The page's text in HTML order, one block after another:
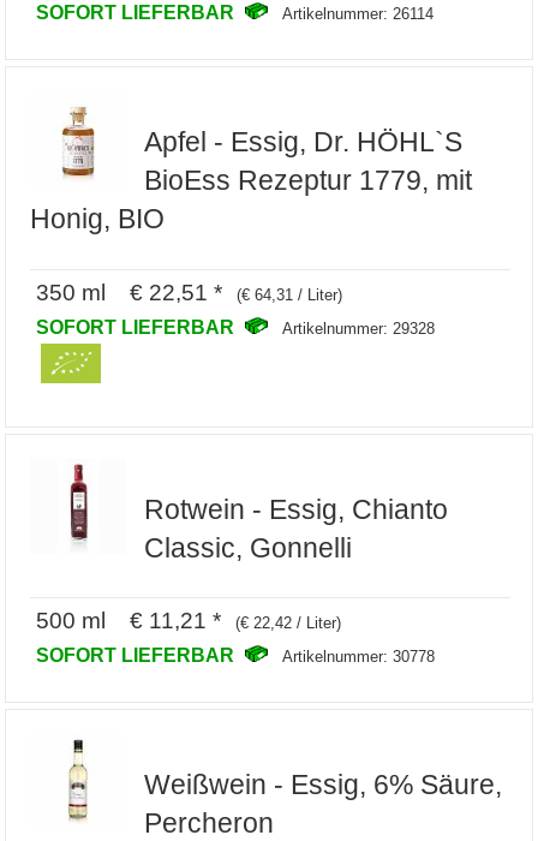
SOFORT LIEFERBAR Artikelnummer: 26114
Apfel - Essig, Dr. HÖHL`S
BioEss Rezeptur 1779, mit
Honig, BIO
350 ml € 22,51 * (€ 64,31 / Liter)
SOFORT LIEFERBAR Artikelnummer: 29328
Rotwein - Essig, Chianto
Classic, Gonnelli
500 ml € 11,21 * (€ 22,42 / Liter)
SOFORT LIEFERBAR Artikelnummer: 30778
Weißwein - Essig, 6% Säure,
Percheron